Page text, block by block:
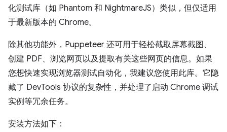
化测试库（如 Phantom 和 NightmareJS）类似，但仅适用
于最新版本的 Chrome。
除其他功能外，Puppeteer 还可用于轻松截取屏幕截图、
创建 PDF、浏览网页以及提取有关这些网页的信息。如果
您想快速实现浏览器测试自动化，我建议您使用此库。它隐
藏了 DevTools 协议的复杂性，并处理了启动 Chrome 调试
实例等冗余任务。
安装方法如下：